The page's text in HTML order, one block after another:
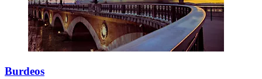
Burdeos